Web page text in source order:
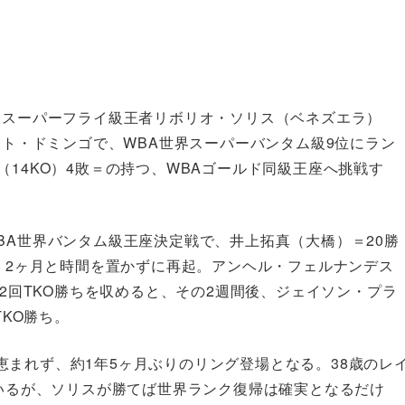
パーフライ級王者リボリオ・ソリス（ベネズエラ）
・ドミンゴで、WBA世界スーパーバンタム級9位にラン
）4敗＝の持つ、WBAゴールド同級王座へ挑戦す
世界バンタム級王座決定戦で、井上拓真（大橋）＝20勝
ヶ月と時間を置かずに再起。アンヘル・フェルナンデス
TKO勝ちを収めると、その2週間後、ジェイソン・プラ
勝ち。
れず、約1年5ヶ月ぶりのリング登場となる。38歳のレ
が、ソリスが勝てば世界ランク復帰は確実となるだけ